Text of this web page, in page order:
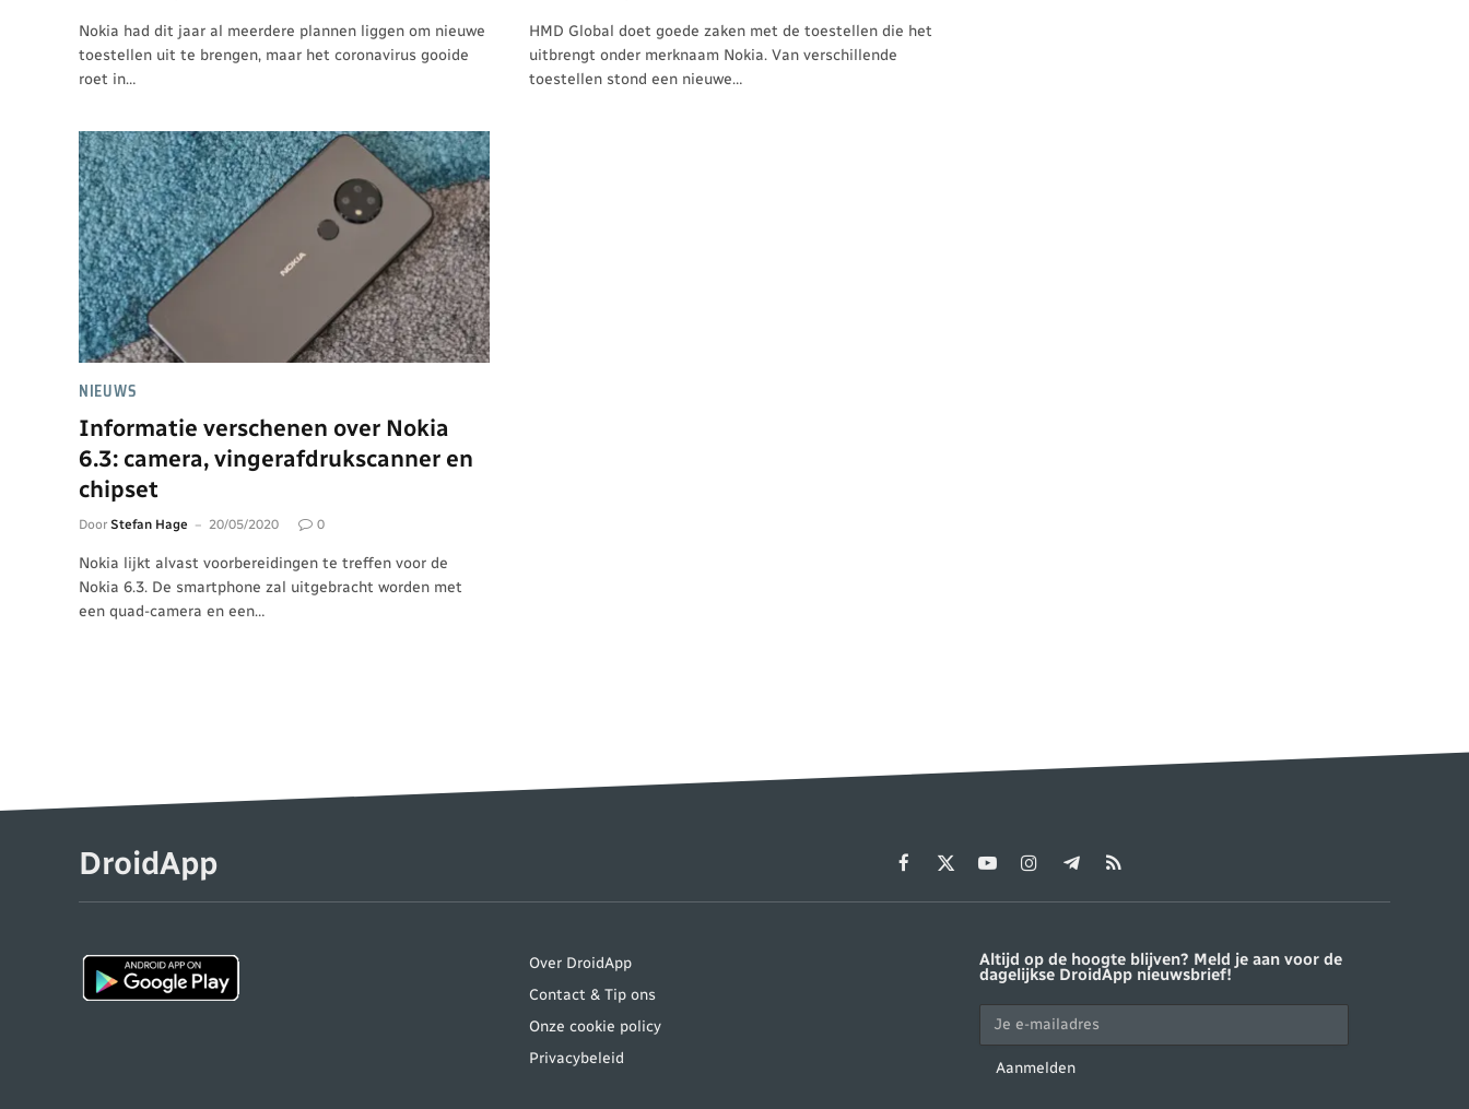
Nokia had dit jaar al meerdere plannen liggen om nieuwe
toestellen uit te brengen, maar het coronavirus gooide
roet in…
HMD Global doet goede zaken met de toestellen die het
uitbrengt onder merknaam Nokia. Van verschillende
toestellen stond een nieuwe…
NIEUWS
Informatie verschenen over Nokia
6.3: camera, vingerafdrukscanner en
chipset
Door Stefan Hage 20/05/2020 0
Nokia lijkt alvast voorbereidingen te treffen voor de
Nokia 6.3. De smartphone zal uitgebracht worden met
een quad-camera en een…
DroidApp Facebook
X
YouTubeInstagramTelegram
RSS
Over DroidApp
Contact & Tip ons
Onze cookie policy
Privacybeleid
Altijd op de hoogte blijven? Meld je aan voor de
dagelijkse DroidApp nieuwsbrief!
Aanmelden